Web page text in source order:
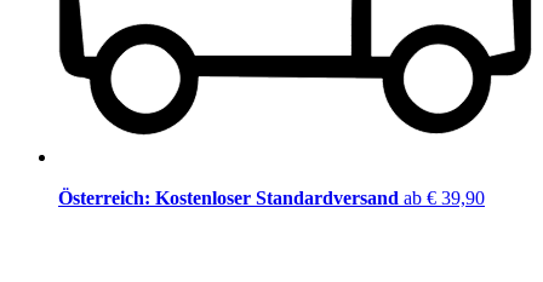
Österreich: Kostenloser Standardversand ab € 39,90